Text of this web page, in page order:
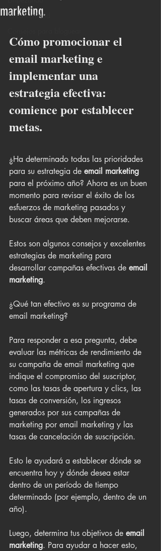
Tu comunidad
marketing.
Cómo promocionar el
email marketing e
implementar una
estrategia efectiva:
comience por establecer
metas.
¿Ha determinado todas las prioridades
para su estrategia de email marketing
para el próximo año? Ahora es un buen
momento para revisar el éxito de los
esfuerzos de marketing pasados ​​y
buscar áreas que deben mejorarse.
Estos son algunos consejos y excelentes
estrategias de marketing para
desarrollar campañas efectivas de email
marketing.
¿Qué tan efectivo es su programa de
email marketing?
Para responder a esa pregunta, debe
evaluar las métricas de rendimiento de
su campaña de email marketing que
indique el compromiso del suscriptor,
como las tasas de apertura y clics, las
tasas de conversión, los ingresos
generados por sus campañas de
marketing por email marketing y las
tasas de cancelación de suscripción.
Esto le ayudará a establecer dónde se
encuentra hoy y dónde desea estar
dentro de un período de tiempo
determinado (por ejemplo, dentro de un
año).
Luego, determina tus objetivos de email
marketing. Para ayudar a hacer esto,